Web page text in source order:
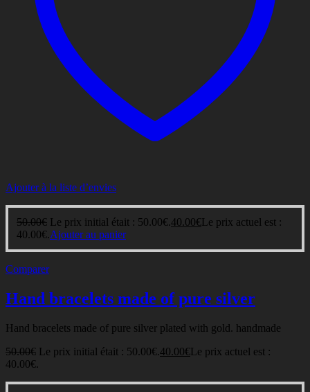
Ajouter à la liste d’envies
50.00€ Le prix initial était : 50.00€.40.00€Le prix actuel est :
40.00€.Ajouter au panier
Comparer
Hand bracelets made of pure silver
Hand bracelets made of pure silver plated with gold. handmade
50.00€ Le prix initial était : 50.00€.40.00€Le prix actuel est :
40.00€.